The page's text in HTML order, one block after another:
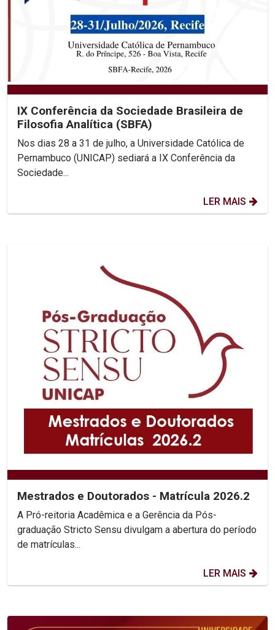
IX Conferência da Sociedade Brasileira de
Filosofia Analítica (SBFA)
Nos dias 28 a 31 de julho, a Universidade Católica de
Pernambuco (UNICAP) sediará a IX Conferência da
Sociedade...
LER MAIS
Mestrados e Doutorados - Matrícula 2026.2
A Pró-reitoria Acadêmica e a Gerência da Pós-
graduação Stricto Sensu divulgam a abertura do período
de matrículas...
LER MAIS